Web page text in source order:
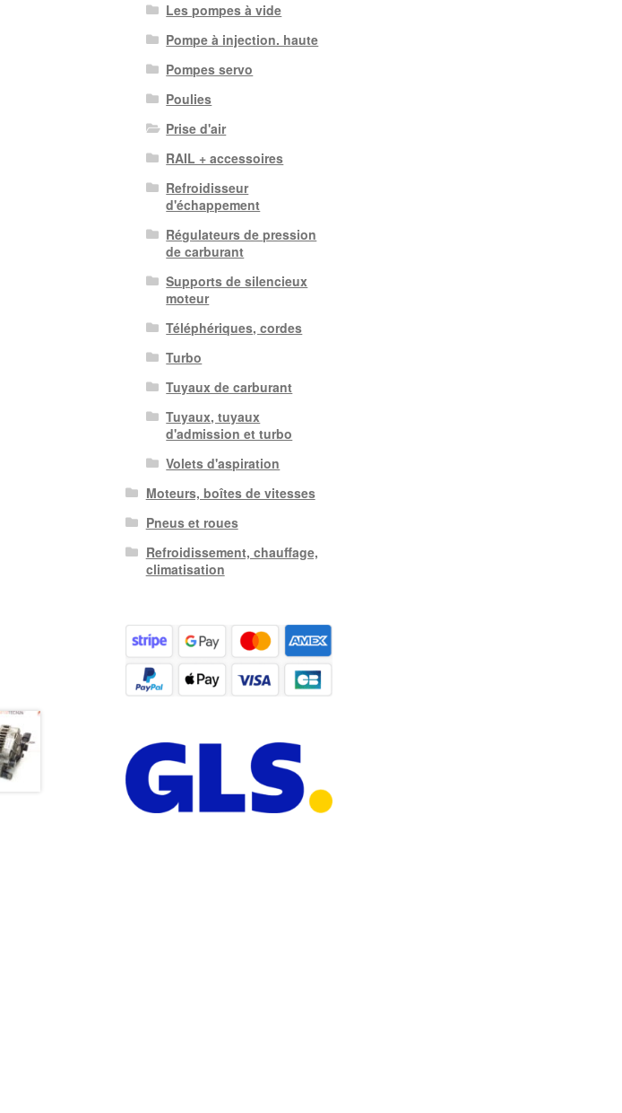
Les pompes à vide
Pompe à injection. haute
Pompes servo
Poulies
Prise d'air
RAIL + accessoires
Refroidisseur
d'échappement
Régulateurs de pression
de carburant
Supports de silencieux
moteur
Téléphériques, cordes
Turbo
Tuyaux de carburant
Tuyaux, tuyaux
d'admission et turbo
Volets d'aspiration
Moteurs, boîtes de vitesses
Pneus et roues
Refroidissement, chauffage,
climatisation